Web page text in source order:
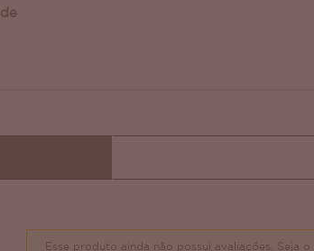
Esse produto ainda não possui avaliações. Seja o